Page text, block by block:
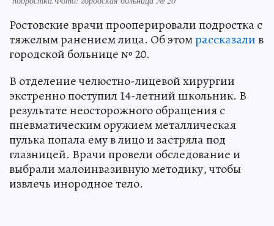
Ростовские врачи прооперировали подростка с
тяжелым ранением лица. Об этомрассказалив
городской больнице № 20.
В отделение челюстно-лицевой хирургии
экстренно поступил 14-летний школьник. В
результате неосторожного обращения с
пневматическим оружием металлическая
пулька попала ему в лицо и застряла под
глазницей. Врачи провели обследование и
выбрали малоинвазивную методику, чтобы
извлечь инородное тело.